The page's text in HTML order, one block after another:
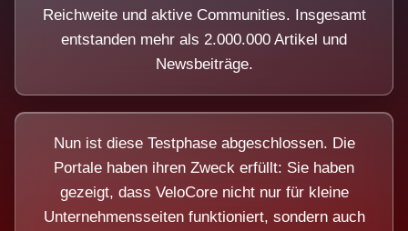
Reichweite und aktive Communities. Insgesamt
entstanden mehr als 2.000.000 Artikel und
Newsbeiträge.
Nun ist diese Testphase abgeschlossen. Die
Portale haben ihren Zweck erfüllt: Sie haben
gezeigt, dass VeloCore nicht nur für kleine
Unternehmensseiten funktioniert, sondern auch